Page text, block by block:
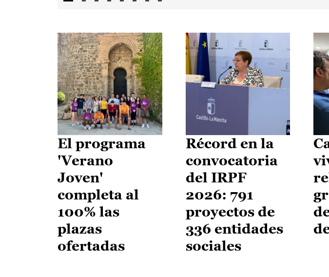
El programa
'Verano
Joven'
completa al
100% las
plazas
ofertadas
Récord en la
convocatoria
del IRPF
2026: 791
proyectos de
336 entidades
sociales